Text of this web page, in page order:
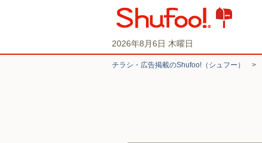
2026年8月6日 木曜日
チラシ・​広告掲載の​Shufoo!​（シュフー） >